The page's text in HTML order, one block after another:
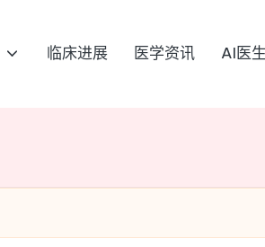
临床进展 医学资讯 AI医